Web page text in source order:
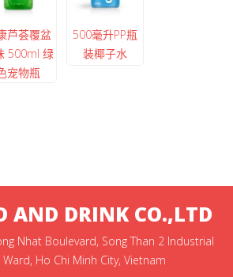
芦荟覆盆
500ml 绿
宠物瓶
500毫升PP瓶
装椰子水
AND DRINK CO.,LTD
Nhat Boulevard, Song Than 2 Industrial
Ward, Ho Chi Minh City, Vietnam